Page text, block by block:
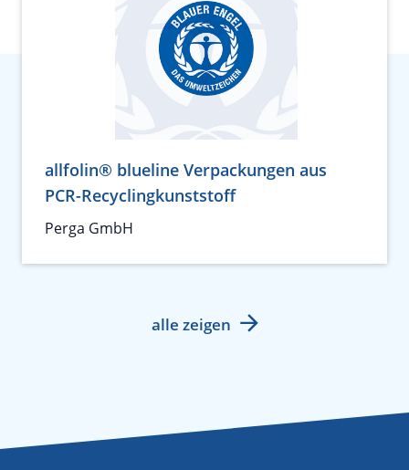
allfolin® blueline Verpackungen aus
PCR-Recyclingkunststoff
Perga GmbH
alle zeigen